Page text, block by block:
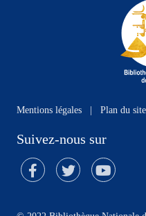
Mentions légales Plan du site
Suivez-nous sur